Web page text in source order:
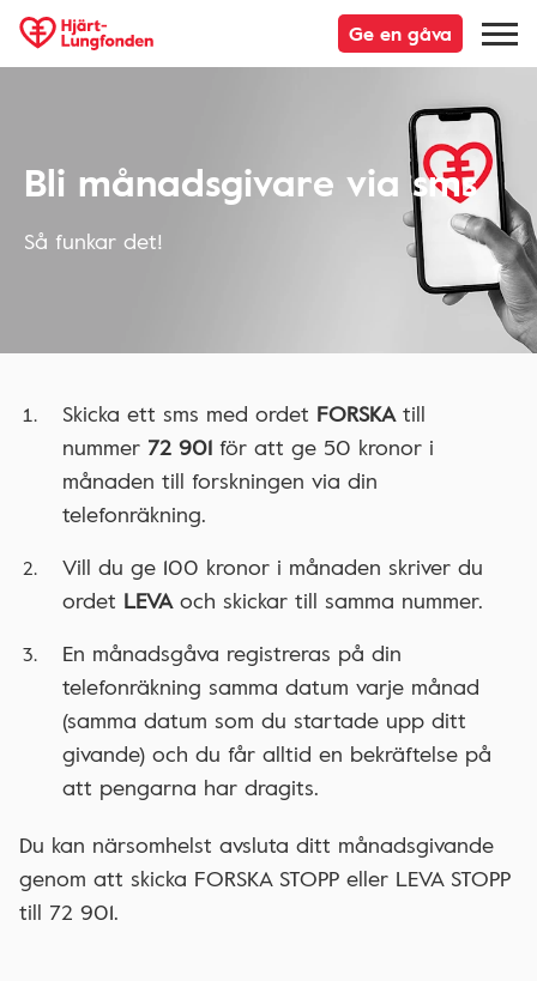
Ge en gåva
Bli månadsgivare via sms
Så funkar det!
Skicka ett sms med ordet FORSKAtill
nummer 72 901 för att ge 50 kronor i
månaden till forskningen via din
telefonräkning.
Vill du ge 100 kronor i månaden skriver du
ordet LEVAoch skickar till samma nummer.
En månadsgåva registreras på din
telefonräkning samma datum varje månad
(samma datum som du startade upp ditt
givande) och du får alltid en bekräftelse på
att pengarna har dragits.
Du kan närsomhelst avsluta ditt månadsgivande
genom att skicka FORSKA STOPP eller LEVA STOPP
till 72 901.